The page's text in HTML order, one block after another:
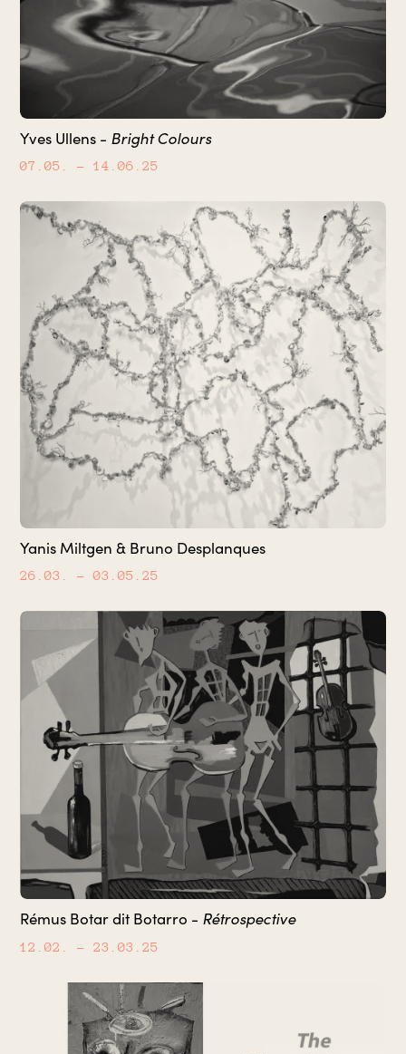
Yves Ullens - Bright Colours
07.05. – 14.06.25
Yanis Miltgen & Bruno Desplanques
26.03. – 03.05.25
Rémus Botar dit Botarro - Rétrospective
12.02. – 23.03.25